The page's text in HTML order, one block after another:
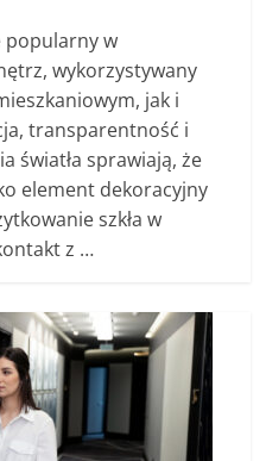
popularny w
wykorzystywany
jak i
transparentność i
światła sprawiają, że
element dekoracyjny
szkła w
z …